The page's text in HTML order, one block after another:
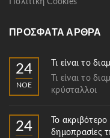
Πολιτική Cookies
ΠΡΌΣΦΑΤΑ ΆΡΘΡΑ
24
ΝΟΈ
Τι είναι το
Τι είναι το
κρύσταλλοι
24
Το
δημοπρασίες